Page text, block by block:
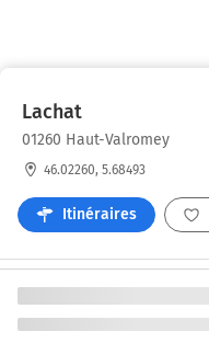
Lachat
01260 Haut-Valromey
46.02260, 5.68493
Itinéraires